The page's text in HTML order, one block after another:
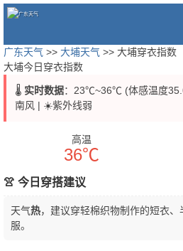
广东天气 >> 大埔天气 >> 大埔穿衣指数
大埔今日穿衣指数
🌡️ 实时数据：23℃~36℃ (体感温度
南风 | ☀️紫外线弱
高温
36℃
👚 今日穿搭建议
天气热，建议穿轻棉织物制作的短衣
服。